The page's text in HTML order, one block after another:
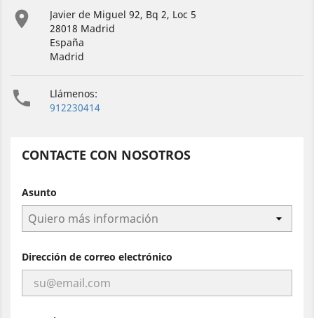

Javier de Miguel 92, Bq 2, Loc 5
28018 Madrid
España
Madrid

Llámenos:
912230414
CONTACTE CON NOSOTROS
Asunto
Dirección de correo electrónico